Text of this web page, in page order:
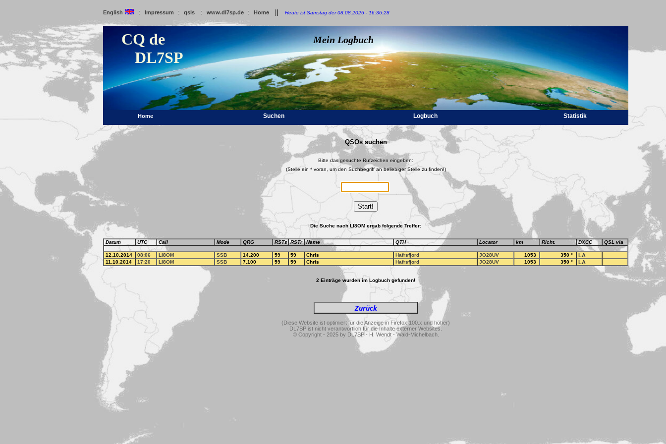
English : Impressum : qsls : www.dl7sp.de : Home Heute ist Samstag der 08.08.2026 - 16:36:28
CQ de
DL7SP
Mein Logbuch
Home Suchen Logbuch Statistik
QSOs suchen
Bitte das gesuchte Rufzeichen eingeben:
(Stelle ein * voran, um den Suchbegriff an beliebiger Stelle zu finden!)
Start!
Die Suche nach LI8OM ergab folgende Treffer:
Datum UTC Call Mode QRG RSTs RSTr Name QTH Locator km Richt. DXCC QSL via
12.10.2014 08:06 LI8OM SSB 14.200 59 59 Chris Hafrsfjord JO28UV 1053 350 ° LA
11.10.2014 17:20 LI8OM SSB 7.100 59 59 Chris Hafrsfjord JO28UV 1053 350 ° LA
2 Einträge wurden im Logbuch gefunden!
(Diese Website ist optimiert für die Anzeige in Firefox 100.x und höher)
DL7SP ist nicht verantwortlich für die Inhalte externer Websites.
© Copyright - 2025 by DL7SP - H. Wendt - Wald-Michelbach.